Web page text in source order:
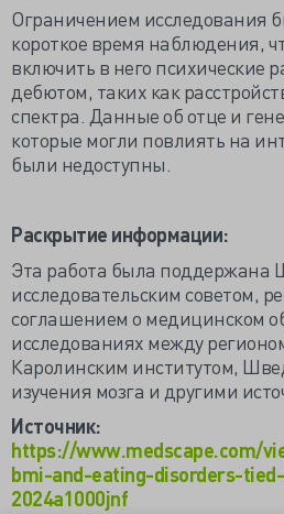
Ограничением исследования
короткое время наблюдения,
включить в него психические
дебютом, таких как
спектра. Данные об отце и
которые могли повлиять на
были недоступны.
Раскрытие информации:
Эта работа была поддержана
исследовательским советом,
соглашением о медицинском
исследованиях между
Каролинским институтом,
изучения мозга и другими
Источник:
https://www.medscape.com/
bmi-and-eating-disorders-
2024a1000jnf